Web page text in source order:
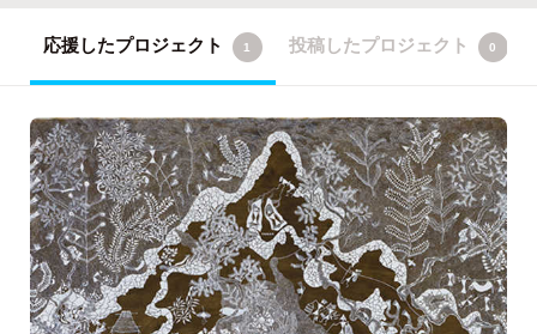
応援したプロジェクト 1 投稿したプロジェクト 0